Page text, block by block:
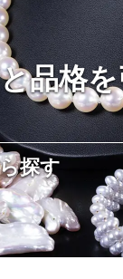
品格
探す